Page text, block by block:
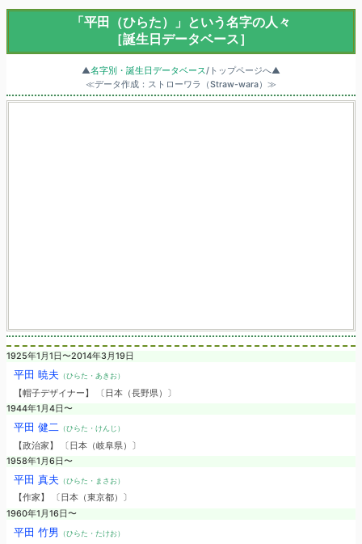
「平田（ひらた）」という名字の人々
［誕生日データベース］
▲名字別・誕生日データベース/トップページへ▲
≪データ作成：ストローワラ（Straw-wara）≫
1925年1月1日〜2014年3月19日
平田 暁夫 （ひらた・あきお）
【帽子デザイナー】 〔日本（長野県）〕
1944年1月4日〜
平田 健二 （ひらた・けんじ）
【政治家】 〔日本（岐阜県）〕
1958年1月6日〜
平田 真夫 （ひらた・まさお）
【作家】 〔日本（東京都）〕
1960年1月16日〜
平田 竹男 （ひらた・たけお）